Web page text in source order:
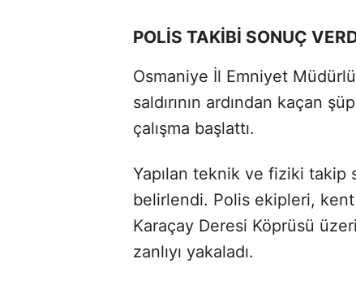
POLİS TAKİBİ SONUÇ
Osmaniye İl Emniyet
saldırının ardından kaçan
çalışma başlattı.
Yapılan teknik ve fiziki takip
belirlendi. Polis ekipleri,
Karaçay Deresi Köprüsü
zanlıyı yakaladı.